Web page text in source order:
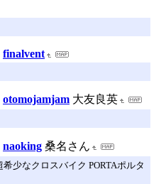
finalvent
otomojamjam 大友良英
naoking 桑名さん
少なクロスバイク PORTAポルタ